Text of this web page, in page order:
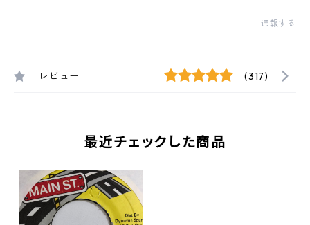
通報する
レビュー (317)
最近チェックした商品